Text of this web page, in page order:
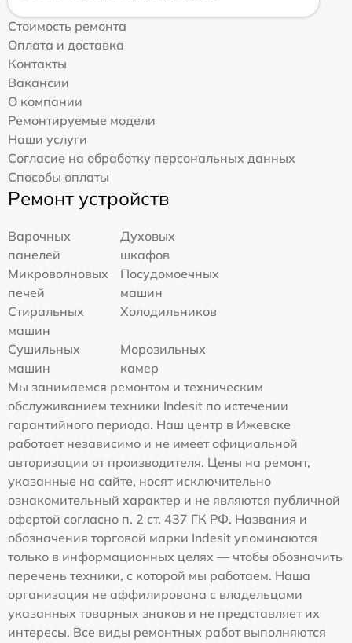
Стоимость ремонта
Оплата и доставка
Контакты
Вакансии
О компании
Ремонтируемые модели
Наши услуги
Согласие на обработку персональных данных
Способы оплаты
Ремонт устройств
Варочных
панелей
Духовых
шкафов
Микроволновых
печей
Посудомоечных
машин
Стиральных
машин
Холодильников
Сушильных
машин
Морозильных
камер
Мы занимаемся ремонтом и техническим
обслуживанием техники Indesit по истечении
гарантийного периода. Наш центр в Ижевске
работает независимо и не имеет официальной
авторизации от производителя. Цены на ремонт,
указанные на сайте, носят исключительно
ознакомительный характер и не являются публичной
офертой согласно п. 2 ст. 437 ГК РФ. Названия и
обозначения торговой марки Indesit упоминаются
только в информационных целях — чтобы обозначить
перечень техники, с которой мы работаем. Наша
организация не аффилирована с владельцами
указанных товарных знаков и не представляет их
интересы. Все виды ремонтных работ выполняются